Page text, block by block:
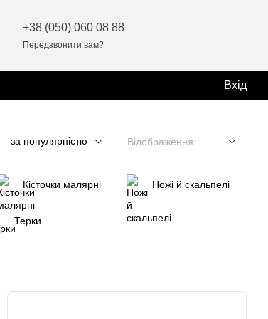
+38 (050) 060 08 88
Передзвонити вам?
Вхід
за популярністю Відображення:
Кісточки малярні Ножі й скальпелі
Терки